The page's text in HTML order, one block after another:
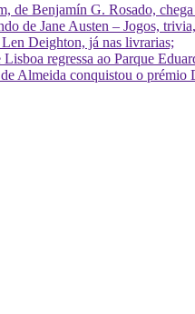
de Benjamín G. Rosado,
de Jane Austen – Jogos,
Deighton, já nas livrarias;
regressa ao Parque
Almeida conquistou o